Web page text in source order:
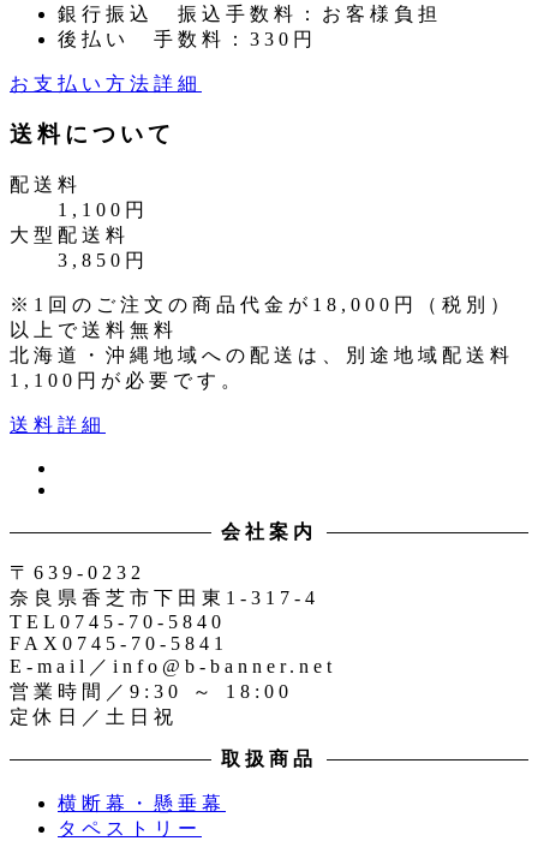
銀行振込 振込手数料：お客様負担
後払い 手数料：330円
お支払い方法詳細
送料について
配送料
1,100円
大型配送料
3,850円
※1回のご注文の商品代金が18,000円（税別）
以上で送料無料
北海道・沖縄地域への配送は、別途地域配送料
1,100円が必要です。
送料詳細
ー
ス
タ
会社案内
〒639-0232
奈良県香芝市下田東1-317-4
TEL0745-70-5840
FAX0745-70-5841
E-mail／info@b-banner.net
営業時間／9:30 ～ 18:00
定休日／土日祝
取扱商品
横断幕・懸垂幕
タペストリー